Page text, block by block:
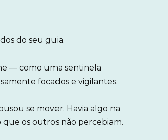
do seu guia.
— como uma sentinela
focados e vigilantes.
se mover. Havia algo na
os outros não percebiam.